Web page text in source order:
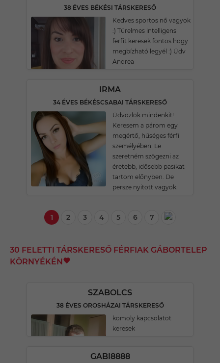
38 ÉVES BÉKÉSI TÁRSKERESŐ
Kedves sportos nő vagyok
:) Türelmes intelligens
ferfit keresek fontos hogy
megbízható legyél :) Üdv
Andrea
IRMA
34 ÉVES BÉKÉSCSABAI TÁRSKERESŐ
Üdvözlök mindenkit!
Keresem a párom egy
megértő, hűséges férfi
személyében. Le
szeretném szögezni az
éretebb, idősebb pasikat
tartom előnyben. De
persze nyitott vagyok.
1 2 3 4 5 6 7
30 FELETTI TÁRSKERESŐ FÉRFIAK GÁBORTELEP
KÖRNYÉKÉN
SZABOLCS
38 ÉVES OROSHÁZAI TÁRSKERESŐ
komoly kapcsolatot
keresek
GABI8888